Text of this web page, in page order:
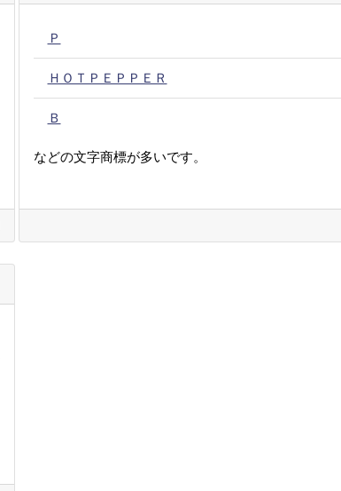
Ｐ
ＨＯＴＰＥＰＰＥＲ
Ｂ
などの文字商標が多いです。